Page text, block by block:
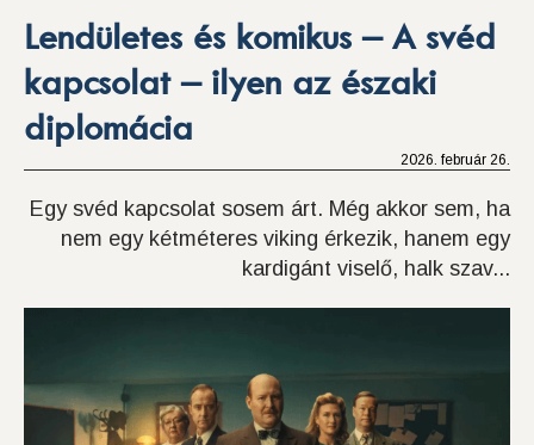
Lendületes és komikus – A svéd
kapcsolat – ilyen az északi
diplomácia
2026. február 26.
Egy svéd kapcsolat sosem árt. Még akkor sem, ha
nem egy kétméteres viking érkezik, hanem egy
kardigánt viselő, halk szav...